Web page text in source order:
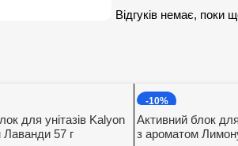
Відгуків немає, поки
для унітазів Kalyon
57 г
-10%
Активний блок
з ароматом